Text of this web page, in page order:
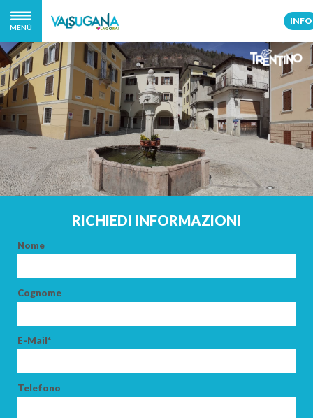
MENÙ
INFO
RICHIEDI INFORMAZIONI
Nome
Cognome
E-Mail*
Telefono